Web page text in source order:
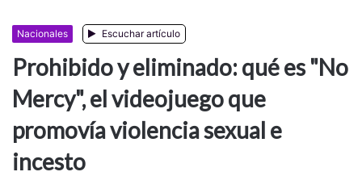
Nacionales Escuchar artículo
Prohibido y eliminado: qué es "No
Mercy", el videojuego que
promovía violencia sexual e
incesto